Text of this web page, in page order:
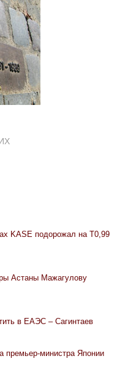
KASE подорожал на Т0,99
Астаны Мажагулову
в ЕАЭС – Сагинтаев
премьер-министра Японии